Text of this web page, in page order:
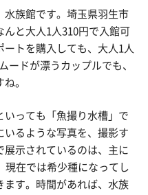
水族館です。埼玉県羽生市
んと大人1人310円で入館可
トを購入しても、大人1人
ドが漂うカップルでも、
。
いっても「魚撮り水槽」で
いるような写真を、撮影す
展示されているのは、主に
現在では希少種になってし
ます。時間があれば、水族